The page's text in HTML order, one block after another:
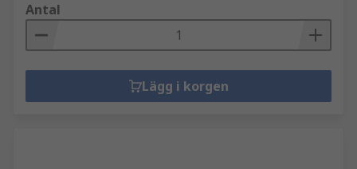
Antal
Lägg i korgen